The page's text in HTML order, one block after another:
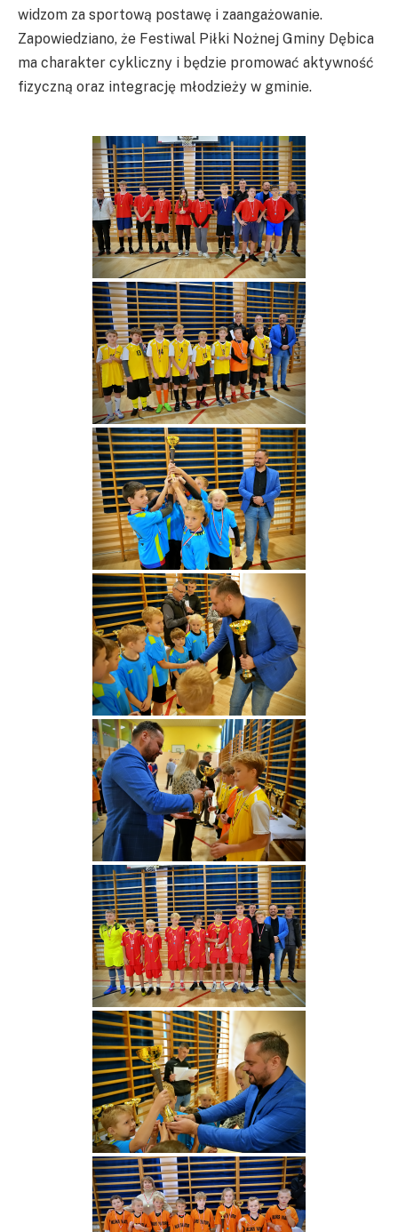
widzom za sportową postawę i zaangażowanie.
Zapowiedziano, że Festiwal Piłki Nożnej Gminy Dębica
ma charakter cykliczny i będzie promować aktywność
fizyczną oraz integrację młodzieży w gminie.